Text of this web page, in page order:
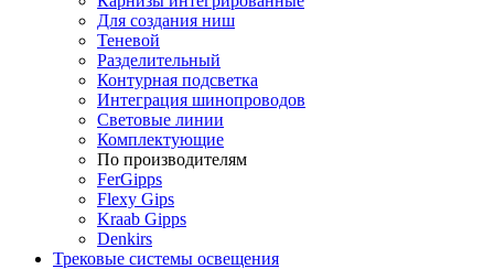
Для создания ниш
Теневой
Разделительный
Контурная подсветка
Интеграция шинопроводов
Световые линии
Комплектующие
По производителям
FerGipps
Flexy Gips
Kraab Gipps
Denkirs
Трековые системы освещения